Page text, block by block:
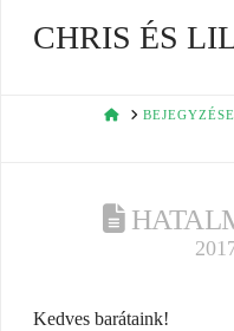
CHRIS ÉS
HOME
Kedves barátaink!